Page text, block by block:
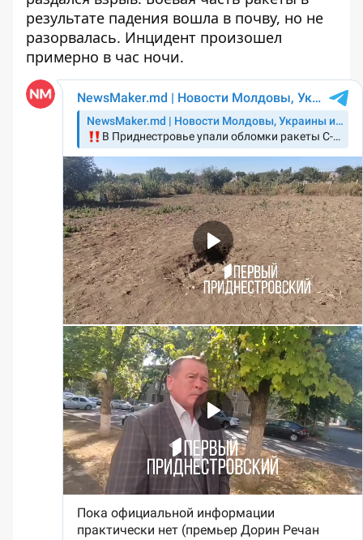
результате падения вошла в почву, но не
разорвалась. Инцидент произошел
примерно в час ночи.